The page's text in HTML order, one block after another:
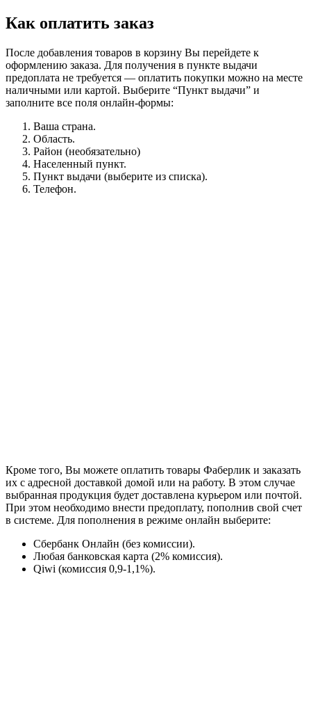
Как оплатить заказ
После добавления товаров в корзину Вы перейдете к
оформлению заказа. Для получения в пункте выдачи
предоплата не требуется — оплатить покупки можно на месте
наличными или картой. Выберите “Пункт выдачи” и
заполните все поля онлайн-формы:
Ваша страна.
Область.
Район (необязательно)
Населенный пункт.
Пункт выдачи (выберите из списка).
Телефон.
Кроме того, Вы можете оплатить товары Фаберлик и заказать
их с адресной доставкой домой или на работу. В этом случае
выбранная продукция будет доставлена курьером или почтой.
При этом необходимо внести предоплату, пополнив свой счет
в системе. Для пополнения в режиме онлайн выберите:
Сбербанк Онлайн (без комиссии).
Любая банковская карта (2% комиссия).
Qiwi (комиссия 0,9-1,1%).